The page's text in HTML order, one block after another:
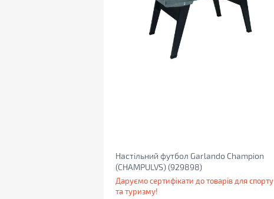
Настільний футбол Garlando Champion
(CHAMPULVS) (929898)
Даруємо сертифікати до товарів для спорту
та туризму!